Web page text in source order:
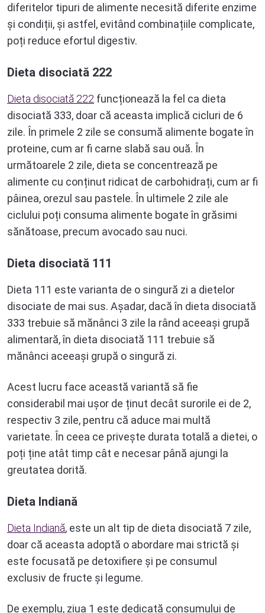
diferitelor tipuri de alimente necesită diferite enzime
și condiții, și astfel, evitând combinațiile complicate,
poți reduce efortul digestiv.
Dieta disociată 222
Dieta disociată 222 funcționează la fel ca dieta
disociată 333, doar că aceasta implică cicluri de 6
zile. În primele 2 zile se consumă alimente bogate în
proteine, cum ar fi carne slabă sau ouă. În
următoarele 2 zile, dieta se concentrează pe
alimente cu conținut ridicat de carbohidrați, cum ar fi
pâinea, orezul sau pastele. În ultimele 2 zile ale
ciclului poți consuma alimente bogate în grăsimi
sănătoase, precum avocado sau nuci.
Dieta disociată 111
Dieta 111 este varianta de o singură zi a dietelor
disociate de mai sus. Așadar, dacă în dieta disociată
333 trebuie să mănânci 3 zile la rând aceeași grupă
alimentară, în dieta disociată 111 trebuie să
mănânci aceeași grupă o singură zi.
Acest lucru face această variantă să fie
considerabil mai ușor de ținut decât surorile ei de 2,
respectiv 3 zile, pentru că aduce mai multă
varietate. În ceea ce privește durata totală a dietei, o
poți ține atât timp cât e necesar până ajungi la
greutatea dorită.
Dieta Indiană
Dieta Indiană, este un alt tip de dieta disociată 7 zile,
doar că aceasta adoptă o abordare mai strictă și
este focusată pe detoxifiere și pe consumul
exclusiv de fructe și legume.
De exemplu, ziua 1 este dedicată consumului de